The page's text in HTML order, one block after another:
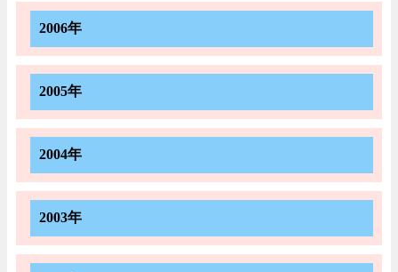
2006年
2005年
2004年
2003年